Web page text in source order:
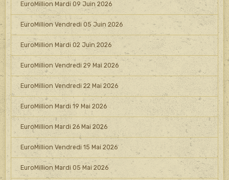
EuroMillion Mardi 09 Juin 2026
EuroMillion Vendredi 05 Juin 2026
EuroMillion Mardi 02 Juin 2026
EuroMillion Vendredi 29 Mai 2026
EuroMillion Vendredi 22 Mai 2026
EuroMillion Mardi 19 Mai 2026
EuroMillion Mardi 26 Mai 2026
EuroMillion Vendredi 15 Mai 2026
EuroMillion Mardi 05 Mai 2026